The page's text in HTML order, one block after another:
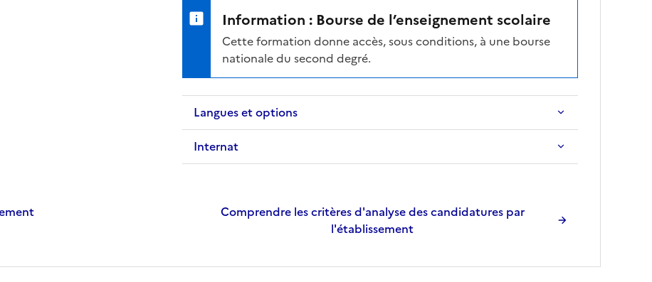
Information : Bourse de l’enseignement scolaire
Cette formation donne accès, sous conditions, à une bourse
nationale du second degré.
Langues et options
Internat
Comprendre les critères d'analyse des candidatures par
l'établissement